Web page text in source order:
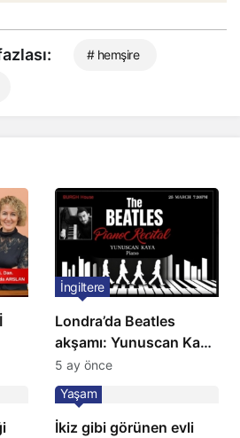
# hemşire
Londra’da Beatles
akşamı: Yunuscan Kaya
klasik yorumuyla
sahnede
İngiltere
5 ay önce
İkiz gibi görünen evli
Yaşam